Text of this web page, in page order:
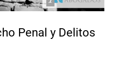
Penal y Delitos